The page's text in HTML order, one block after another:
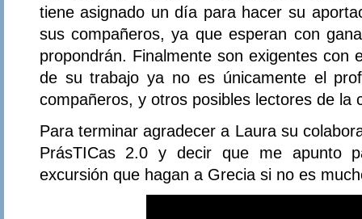
tiene asignado un día para hacer su
sus compañeros, ya que esperan con
propondrán. Finalmente son exigentes con
de su trabajo ya no es únicamente el
compañeros, y otros posibles lectores de la
Para terminar agradecer a Laura su
PrásTICas 2.0 y decir que me apunto
excursión que hagan a Grecia si no es